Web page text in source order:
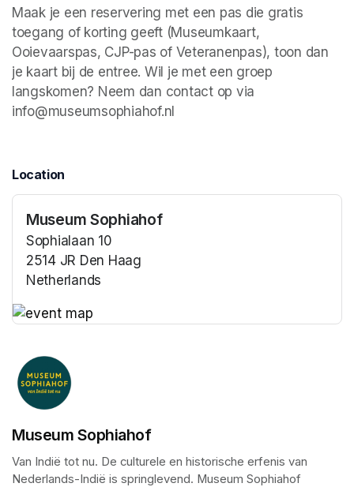
Maak je een reservering met een pas die gratis
toegang of korting geeft (Museumkaart,
Ooievaarspas, CJP-pas of Veteranenpas), toon dan
je kaart bij de entree. Wil je met een groep
langskomen? Neem dan contact op via
info@museumsophiahof.nl
Location
Museum Sophiahof
Sophialaan 10
2514 JR Den Haag
Netherlands
Museum Sophiahof
Van Indië tot nu. De culturele en historische erfenis van
Nederlands-Indië is springlevend. Museum Sophiahof